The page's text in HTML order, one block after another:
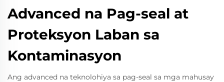
Advanced na Pag-seal at
Proteksyon Laban sa
Kontaminasyon
Ang advanced na teknolohiya sa pag-seal sa mga mahusay